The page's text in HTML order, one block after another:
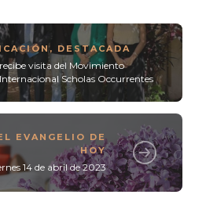
, DESTACADA
visita del Movimiento
Scholas Occurrentes
EVANGELIO DE
HOY
14 de abril de 2023